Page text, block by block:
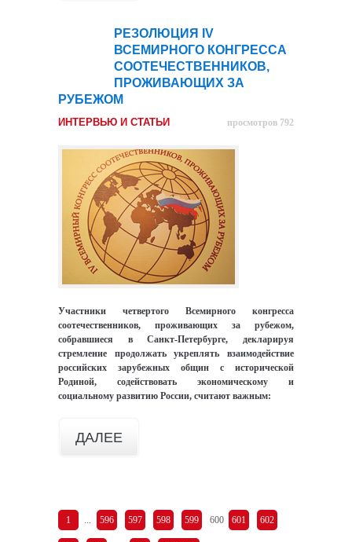
РЕЗОЛЮЦИЯ IV
ВСЕМИРНОГО КОНГРЕССА
СООТЕЧЕСТВЕННИКОВ,
ПРОЖИВАЮЩИХ ЗА
РУБЕЖОМ
ИНТЕРВЬЮ И СТАТЬИ просмотров 792
Участники четвертого Всемирного конгресса
соотечественников, проживающих за рубежом,
собравшиеся в Санкт-Петербурге, декларируя
стремление продолжать укреплять взаимодействие
российских зарубежных общин с исторической
Родиной, содействовать экономическому и
социальному развитию России, считают важным:
ДАЛЕЕ
1 596 597 598 599 600 601 602